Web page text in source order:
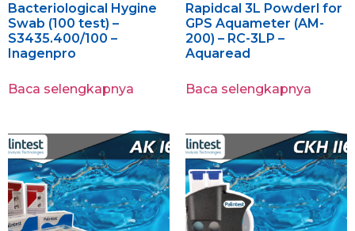
Bacteriological Hygine
Swab (100 test) –
S3435.400/100 –
Inagenpro
Baca selengkapnya
Rapidcal 3L Powderl for
GPS Aquameter (AM-
200) – RC-3LP –
Aquaread
Baca selengkapnya